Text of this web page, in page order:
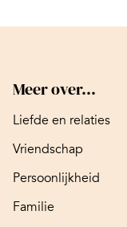
Meer over...
Liefde en relaties
Vriendschap
Persoonlijkheid
Familie